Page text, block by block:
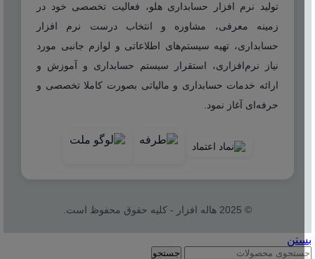
تولید نرم افزار حسابداری هلو، فعالیت تخصصی خود در
زمینه معرفی، مشاوره و انتخاب درست نرم افزار
حسابداری، تهیه سیستم‌های اطلاعاتی و لوازم جانبی مورد
نیاز نرم‌افزاری، استقرار سیستم حسابداری و آموزش و
ارائه خدمات حسابداری و مالیاتی بصورت کاملا تخصصی و
حرفه‌ای آغاز نمود.
© 2025 هاله افزار - کلیه حقوق محفوظ است.
بستن
جستجو